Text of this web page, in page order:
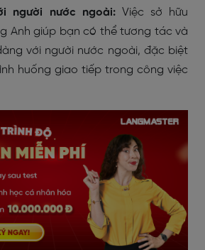
người nước ngoài: Việc sở hữu
Anh giúp bạn có thể tương tác và
với người nước ngoài, đặc biệt
huống giao tiếp trong công việc